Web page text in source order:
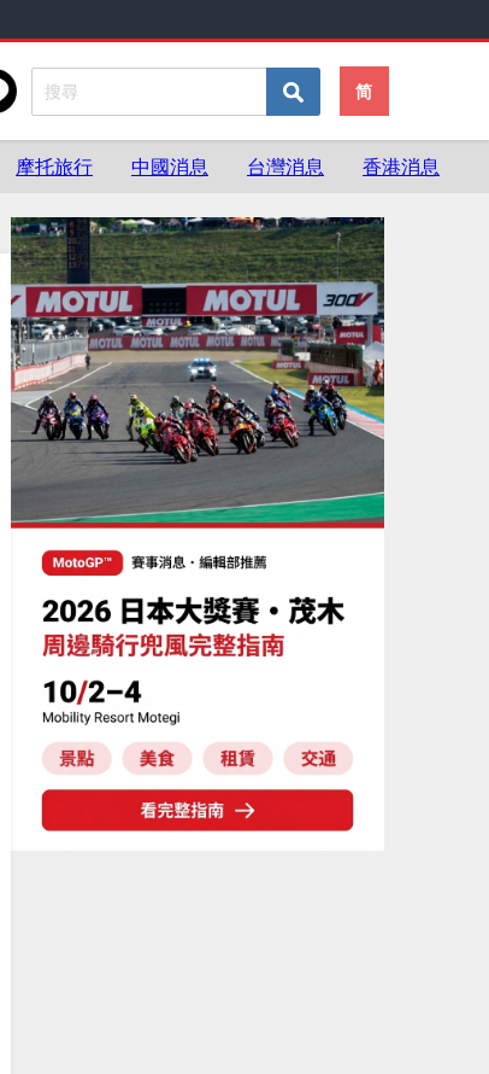
简
摩托旅行 中國消息 台灣消息 香港消息